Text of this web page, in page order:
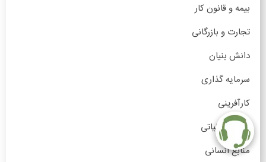
بیمه و قانون کار
تجارت و بازرگانی
دانش بنیان
سرمایه گذاری
کارآفرینی
مالی و مالیاتی
منابع انسانی